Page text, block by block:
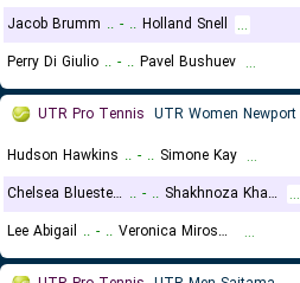
Jacob Brumm .. - .. Holland Snell ...
Perry Di Giulio .. - .. Pavel Bushuev ...
UTR Pro Tennis UTR Women Newport Beach
Hudson Hawkins .. - .. Simone Kay ...
Chelsea Bluestein .. - .. Shakhnoza Khatamova ...
Lee Abigail .. - .. Veronica Miroshnichenko ...